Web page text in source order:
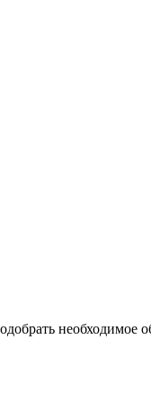
необходимое